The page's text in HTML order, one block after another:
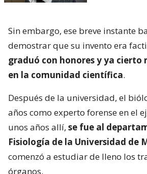
Sin embargo, ese breve instante
demostrar que su invento era
graduó con honores y ya cierto
en la comunidad científica.
Después de la universidad, el
años como experto forense en el
unos años allí, se fue al
Fisiología de la Universidad de
comenzó a estudiar de lleno los
órganos.